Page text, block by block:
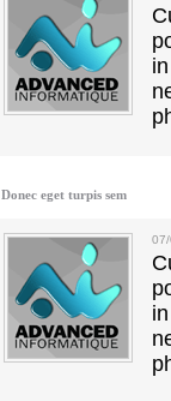
Donec eget turpis sem